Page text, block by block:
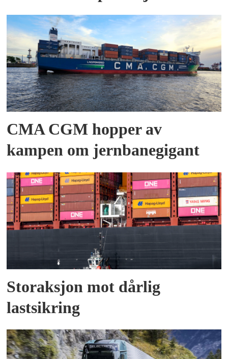
CMA CGM hopper av
kampen om jernbanegigant
Storaksjon mot dårlig
lastsikring